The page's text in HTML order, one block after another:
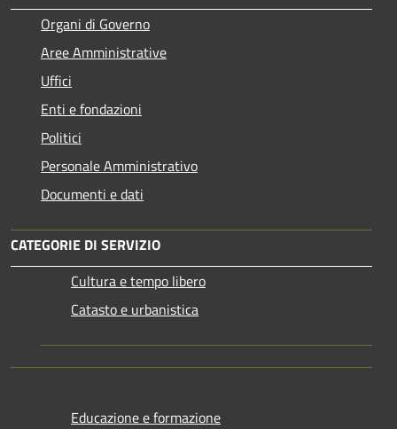
Organi di Governo
Aree Amministrative
Uffici
Enti e fondazioni
Politici
Personale Amministrativo
Documenti e dati
CATEGORIE DI SERVIZIO
Cultura e tempo libero
Catasto e urbanistica
Educazione e formazione